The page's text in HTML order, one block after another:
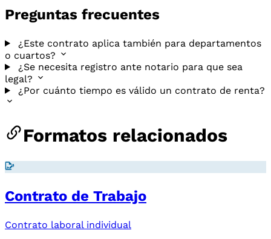
Preguntas frecuentes
¿Este contrato aplica también para departamentos
o cuartos?
¿Se necesita registro ante notario para que sea
legal?
¿Por cuánto tiempo es válido un contrato de renta?
Formatos relacionados
Contrato de Trabajo
Contrato laboral individual